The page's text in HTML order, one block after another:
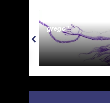
Andromeda - A
grego